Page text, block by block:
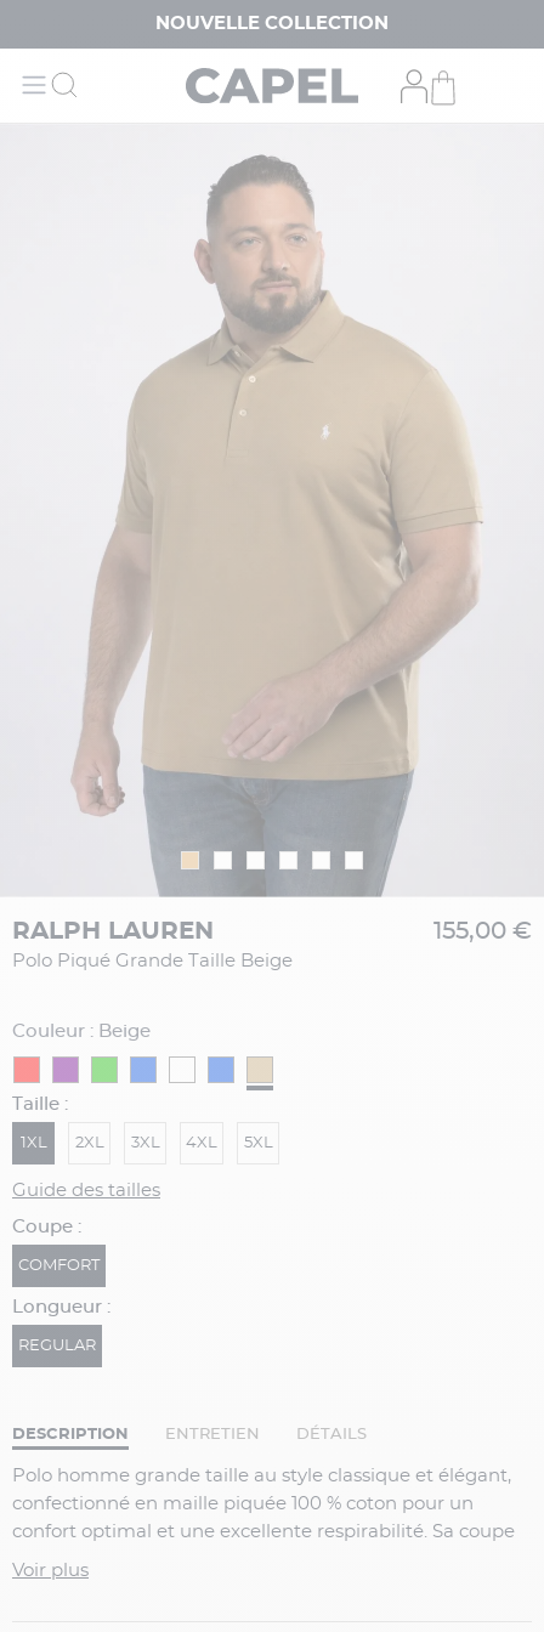
NOUVELLE COLLECTION
RALPH LAUREN
Polo Piqué Grande Taille Beige
155,00 €
Couleur : Beige
Taille :
1XL 2XL 3XL 4XL 5XL
Guide des tailles
Coupe :
COMFORT
Longueur :
REGULAR
DESCRIPTION ENTRETIEN DÉTAILS
Polo homme grande taille au style classique et élégant,
confectionné en maille piquée 100 % coton pour un
confort optimal et une excellente respirabilité. Sa coupe
droite et sa finition soignée en font une pièce
Voir plus